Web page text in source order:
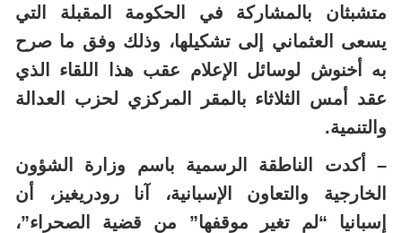
متشبثان بالمشاركة في الحكومة المقبلة التي
يسعى العثماني إلى تشكيلها، وذلك وفق ما صرح
به أخنوش لوسائل الإعلام عقب هذا اللقاء الذي
عقد أمس الثلاثاء بالمقر المركزي لحزب العدالة
والتنمية.
– أكدت الناطقة الرسمية باسم وزارة الشؤون
الخارجية والتعاون الإسبانية، آنا رودريغيز، أن
إسبانيا “لم تغير موقفها” من قضية الصحراء”،